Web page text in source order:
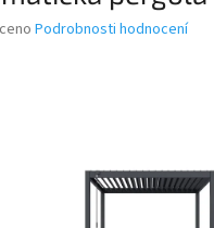
Podrobnosti hodnocení